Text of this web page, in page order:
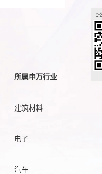
所属申万行业
建筑材料
电子
汽车